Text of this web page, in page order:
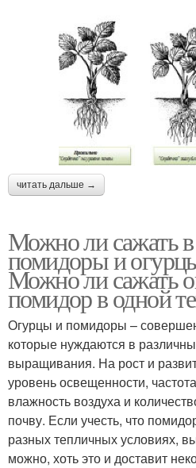
читать дальше →
Можно ли сажать
помидоры и
Можно ли сажать
помидор в одной
Огурцы и помидоры –
которые нуждаются в
выращивания. На рост и
уровень освещенности,
влажность воздуха и
почву. Если учесть, что
разных тепличных условиях,
можно, хоть это и доставит